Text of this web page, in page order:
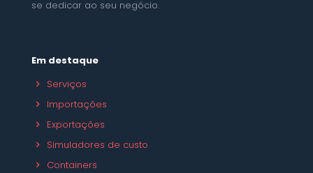
se dedicar ao seu negócio.
Em destaque
Serviços
Importações
Exportações
Simuladores de custo
Containers